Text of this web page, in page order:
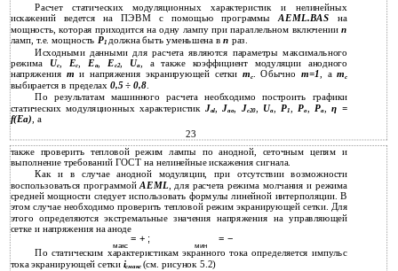
Расчет статических модуляционных характеристик и нелинейных
искажений ведется на ПЭВМ с помощью программыAEML.BAS на
мощность, которая приходится на одну лампу при параллельном включении n
ламп, т.е. мощность P1 должна быть уменьшена вn раз.
Исходными данными для расчета являются параметры максимального
режима Uс, Ес,Еа,Ес2, Ua, а также коэффициент модуляции анодного
напряжения mи напряжения экранирующей сетки mc. Обычно m=1, аmc
выбирается в пределах 0,5 ÷ 0,8.
По результатам машинного расчета необходимо построить графики
статических модуляционных характеристик Jal,Jao, Jc20, Ua,P1,Po,Pa,η =
f(Ea), a
23
также проверить тепловой режим лампы по анодной, сеточным цепям и
выполнение требований ГОСТ на нелинейные искажения сигнала.
Как и в случае анодной модуляции, при отсутствии возможности
воспользоваться программойAEML, для расчета режима молчания и режима
средней мощности следует использовать формулы линейной интерполяции. В
этом случае необходимо проверить тепловой режим экранирующей сетки. Для
этого определяются экстремальные значения напряжения на управляющей
сетке и напряжения на аноде
= + ; = −
макс мин
По статическим характеристикам экранного тока определяется импульс
тока экранирующей сетки icмакс (см. рисунок 5.2)